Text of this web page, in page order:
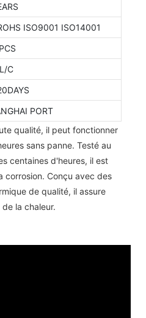
ISO9001 ISO14001
C
PORT
qualité, il peut fonctionner
sans panne. Testé au
centaines d'heures, il est
corrosion. Conçu avec des
de qualité, il assure
la chaleur.